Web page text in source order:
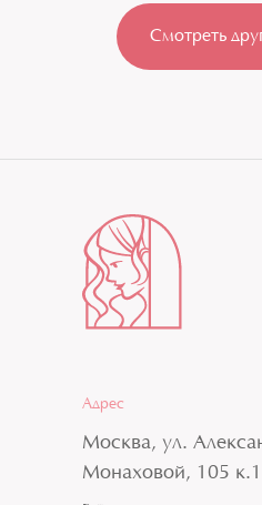
Смотреть
Адрес
Москва, ул.
Монаховой, 105 к.1